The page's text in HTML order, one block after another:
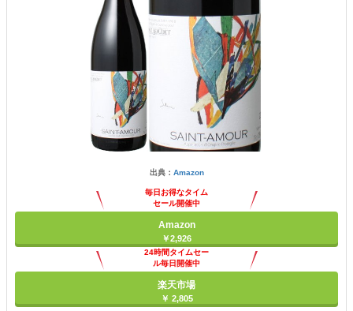
出典： Amazon
毎日お得なタイム
セール開催中
Amazon
￥2,926
24時間タイムセー
ル毎日開催中
楽天市場
￥ 2,805